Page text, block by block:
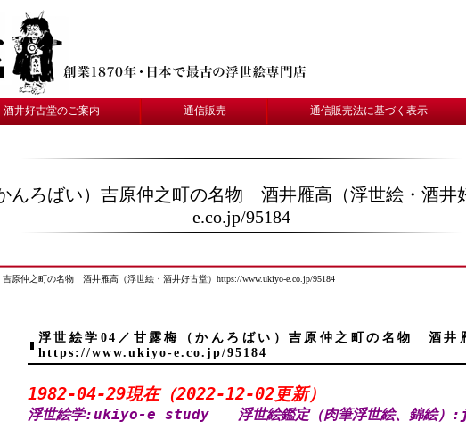
酒井好古堂のご案内 通信販売 通信販売法に基づく表示
んろばい）吉原仲之町の名物 酒井雁高（浮世絵・酒井
e.co.jp/95184
原仲之町の名物 酒井雁高（浮世絵・酒井好古堂）https://www.ukiyo-e.co.jp/95184
浮世絵学04／甘露梅（かんろばい）吉原仲之町の名物 酒井
https://www.ukiyo-e.co.jp/95184
1982-04-29現在（2022-12-02更新）
浮世絵学:ukiyo-e study 浮世絵鑑定（肉筆浮世絵、錦絵）